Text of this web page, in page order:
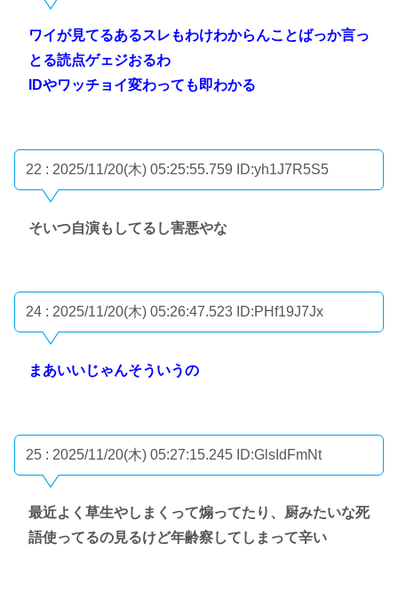
ワイが見てるあるスレもわけわからんことばっか言っ
とる読点ゲェジおるわ
IDやワッチョイ変わっても即わかる
22 : 2025/11/20(木) 05:25:55.759 ID:yh1J7R5S5
そいつ自演もしてるし害悪やな
24 : 2025/11/20(木) 05:26:47.523 ID:PHf19J7Jx
まあいいじゃんそういうの
25 : 2025/11/20(木) 05:27:15.245 ID:GlsIdFmNt
最近よく草生やしまくって煽ってたり、厨みたいな死
語使ってるの見るけど年齢察してしまって辛い